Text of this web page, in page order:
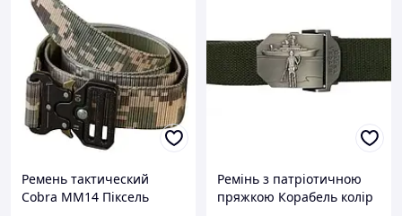
Ремень тактический
Cobra ММ14 Піксель
Ремінь з патріотичною
пряжкою Корабель колір